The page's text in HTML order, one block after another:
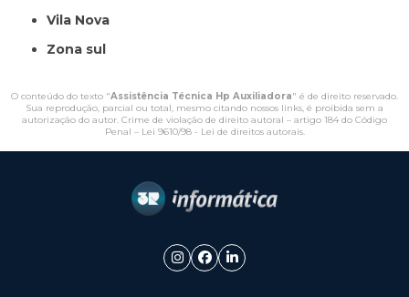
Vila Nova
Zona sul
O conteúdo do texto "Assistência Técnica Hp Auxiliadora" é de direito reservado.
Sua reprodução, parcial ou total, mesmo citando nossos links, é proibida sem a
autorização do autor. Crime de violação de direito autoral – artigo 184 do Código
Penal – Lei 9610/98 - Lei de direitos autorais.